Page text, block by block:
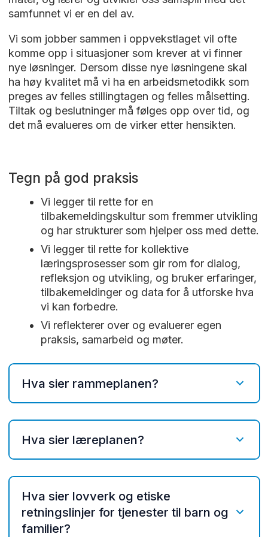
spe? Filmen kan lånes gratis via
biblioteket for å få tilgang til filmen.
Lengde: 20 minutter
Regissør: Christoffer Lossius
Refleksjonsspørsmål til filmen: Hva ble du
mest opptatt av når du så filmen? Hvilket
barnesyn kommer til uttrykk i samtalen?
frem?
samfunnet vi er en del av.
Vi som jobber sammen i oppvekstlaget vil ofte
komme opp i situasjoner som krever at vi finner
nye løsninger. Dersom disse nye løsningene skal
ha høy kvalitet må vi ha en arbeidsmetodikk som
preges av felles stillingtagen og felles målsetting.
Tiltak og beslutninger må følges opp over tid, og
det må evalueres om de virker etter hensikten.
Tegn på god praksis
Vi legger til rette for en
tilbakemeldingskultur som fremmer utvikling
og har strukturer som hjelper oss med dette.
Vi legger til rette for kollektive
læringsprosesser som gir rom for dialog,
refleksjon og utvikling, og bruker erfaringer,
tilbakemeldinger og data for å utforske hva
vi kan forbedre.
Vi reflekterer over og evaluerer egen
praksis, samarbeid og møter.
Hva sier rammeplanen?
Barnehagen skal være en lærende
organisasjon:
Personalet skal
reflekterer over egen praksis og
utvikle seg sammen. Det er viktig å
tenke og handle langsiktig og
systematisk i det pedagogiske
arbeidet, for kontinuitet og progresjon
for enkeltbarn og barnegruppen
Hva sier læreplanen?
Refleksjon over egen praksis:
Skolen skal være et profesjonsfaglig
fellesskap der lærere, ledere og andre
ansatte reflekterer over felles verdier,
og vurderer og videreutvikler sin
Hva sier lovverk og etiske
retningslinjer for tjenester til barn og
familier?